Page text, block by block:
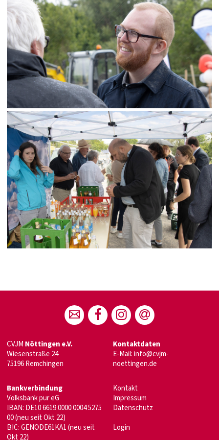
CVJM Nöttingen e.V.
Wiesenstraße 24
75196 Remchingen
Kontaktdaten
E-Mail:info@cvjm-
noettingen.de
Bankverbindung
Volksbank pur eG
IBAN: DE10 6619 0000 0004 5275
00 (neu seit Okt 22)
BIC: GENODE61KA1 (neu seit
Okt 22)
Kontakt
Impressum
Datenschutz
Login